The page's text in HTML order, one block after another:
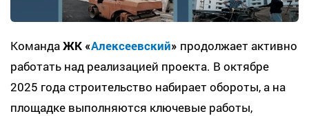
КомандаЖК «Алексеевский» продолжает активно
работать над реализацией проекта. В октябре
2025 года строительство набирает обороты, а на
площадке выполняются ключевые работы,